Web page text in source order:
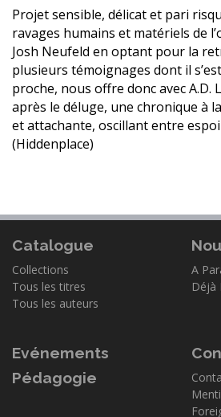
Projet sensible, délicat et pari
ravages humains et matériels de
Josh Neufeld en optant pour la
plusieurs témoignages dont il
proche, nous offre donc avec A.D.
après le déluge, une chronique à
et attachante, oscillant entre
(Hiddenplace)
Catalogue
Collections
Tous les titres
Tous les auteurs
A
Déjà
Evénements
Pédagogie